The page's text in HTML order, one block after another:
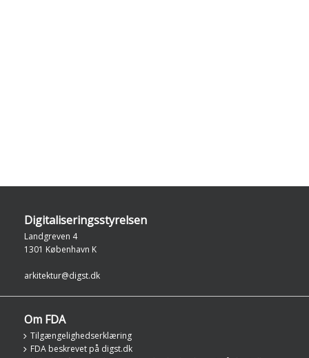
Digitaliseringsstyrelsen
Landgreven 4
1301 København K
arkitektur@digst.dk
Om FDA
Tilgængelighedserklæring
FDA beskrevet på digst.dk